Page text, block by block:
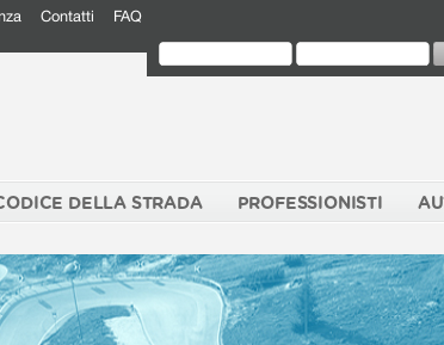
Contatti FAQ
DELLA STRADA PROFESSIONISTI